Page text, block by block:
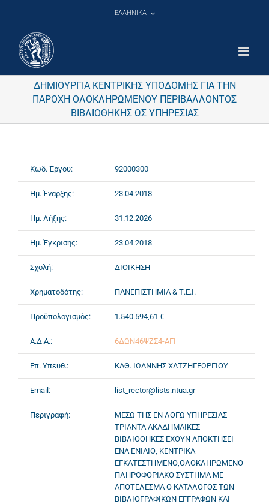
ΕΛΛΗΝΙΚΑ
ΔΗΜΙΟΥΡΓΙΑ ΚΕΝΤΡΙΚΗΣ ΥΠΟΔΟΜΗΣ ΓΙΑ ΤΗΝ
ΠΑΡΟΧΗ ΟΛΟΚΛΗΡΩΜΕΝΟΥ ΠΕΡΙΒΑΛΛΟΝΤΟΣ
ΒΙΒΛΙΟΘΗΚΗΣ ΩΣ ΥΠΗΡΕΣΙΑΣ
Κωδ. Έργου: 92000300
Ημ. Έναρξης: 23.04.2018
Ημ. Λήξης: 31.12.2026
Ημ. Έγκρισης: 23.04.2018
Σχολή: ΔΙΟΙΚΗΣΗ
Χρηματοδότης: ΠΑΝΕΠΙΣΤΗΜΙΑ & Τ.Ε.Ι.
Προϋπολογισμός: 1.540.594,61 €
Α.Δ.Α.: 6ΔΩΝ46ΨΖΣ4-ΑΓΙ
Επ. Υπευθ.: ΚΑΘ. ΙΩΑΝΝΗΣ ΧΑΤΖΗΓΕΩΡΓΙΟΥ
Email: list_rector@lists.ntua.gr
Περιγραφή:
ΜΕΣΩ ΤΗΣ ΕΝ ΛΟΓΩ ΥΠΗΡΕΣΙΑΣ
ΤΡΙΑΝΤΑ ΑΚΑΔΗΜΑΙΚΕΣ
ΒΙΒΛΙΟΘΗΚΕΣ ΕΧΟΥΝ ΑΠΟΚΤΗΣΕΙ
ΕΝΑ ΕΝΙΑΙΟ, ΚΕΝΤΡΙΚΑ
ΕΓΚΑΤΕΣΤΗΜΕΝΟ,ΟΛΟΚΛΗΡΩΜΕΝΟ
ΠΛΗΡΟΦΟΡΙΑΚΟ ΣΥΣΤΗΜΑ ΜΕ
ΑΠΟΤΕΛΕΣΜΑ Ο ΚΑΤΑΛΟΓΟΣ ΤΩΝ
ΒΙΒΛΙΟΓΡΑΦΙΚΩΝ ΕΓΓΡΑΦΩΝ ΚΑΙ